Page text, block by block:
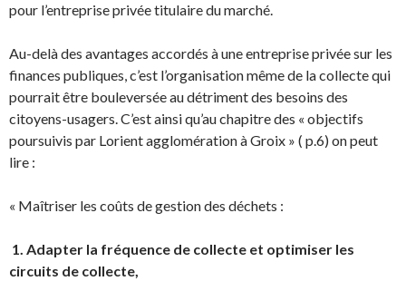
pour l’entreprise privée titulaire du marché.
Au-delà des avantages accordés à une entreprise privée sur les
finances publiques, c’est l’organisation même de la collecte qui
pourrait être bouleversée au détriment des besoins des
citoyens-usagers. C’est ainsi qu’au chapitre des « objectifs
poursuivis par Lorient agglomération à Groix » ( p.6) on peut
lire :
« Maîtriser les coûts de gestion des déchets :
1. Adapter la fréquence de collecte et optimiser les
circuits de collecte,